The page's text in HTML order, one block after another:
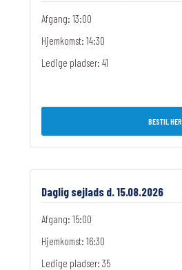
Afgang: 13:00
Hjemkomst: 14:30
Ledige pladser: 41
BESTIL HER
Daglig sejlads d. 15.08.2026
Afgang: 15:00
Hjemkomst: 16:30
Ledige pladser: 35